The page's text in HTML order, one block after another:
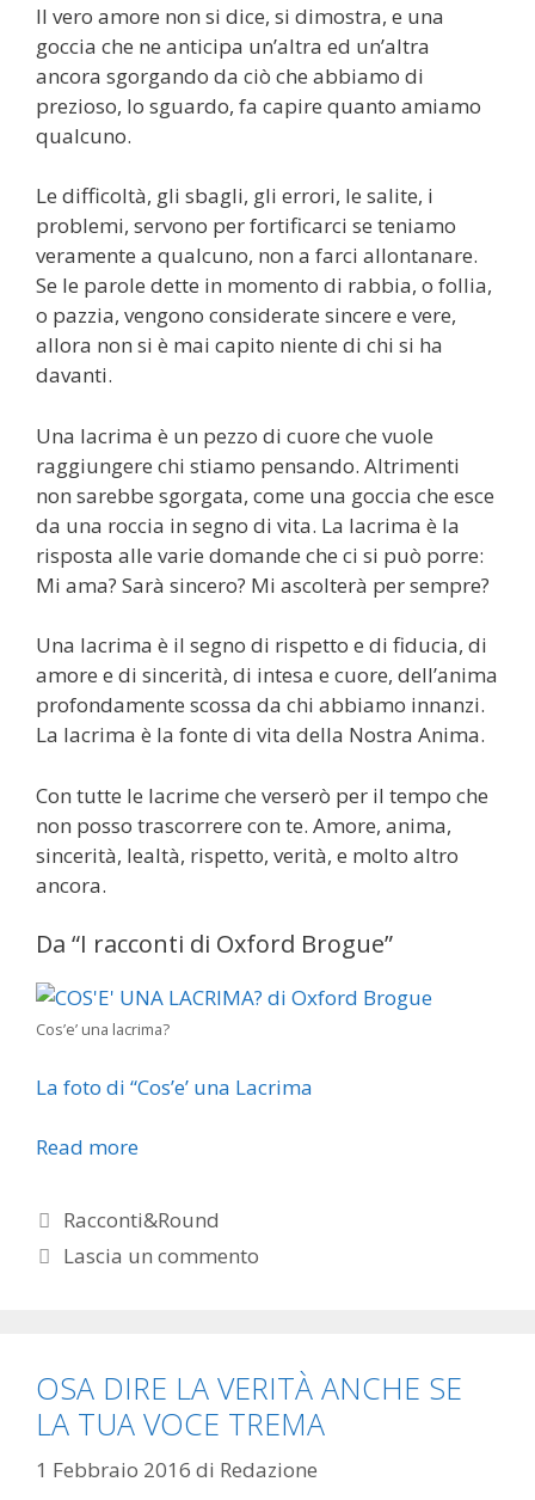
Il vero amore non si dice, si dimostra, e una
goccia che ne anticipa un’altra ed un’altra
ancora sgorgando da ciò che abbiamo di
prezioso, lo sguardo, fa capire quanto amiamo
qualcuno.
Le difficoltà, gli sbagli, gli errori, le salite, i
problemi, servono per fortificarci se teniamo
veramente a qualcuno, non a farci allontanare.
Se le parole dette in momento di rabbia, o follia,
o pazzia, vengono considerate sincere e vere,
allora non si è mai capito niente di chi si ha
davanti.
Una lacrima è un pezzo di cuore che vuole
raggiungere chi stiamo pensando. Altrimenti
non sarebbe sgorgata, come una goccia che esce
da una roccia in segno di vita. La lacrima è la
risposta alle varie domande che ci si può porre:
Mi ama? Sarà sincero? Mi ascolterà per sempre?
Una lacrima è il segno di rispetto e di fiducia, di
amore e di sincerità, di intesa e cuore, dell’anima
profondamente scossa da chi abbiamo innanzi.
La lacrima è la fonte di vita della Nostra Anima.
Con tutte le lacrime che verserò per il tempo che
non posso trascorrere con te. Amore, anima,
sincerità, lealtà, rispetto, verità, e molto altro
ancora.
Da “I racconti di Oxford Brogue”
Cos’e’ una lacrima?
La foto di “Cos’e’ una Lacrima
Read more
Categorie
Racconti&Round
Lascia un commento
OSA DIRE LA VERITÀ ANCHE SE
LA TUA VOCE TREMA
1 Febbraio 2016 di Redazione